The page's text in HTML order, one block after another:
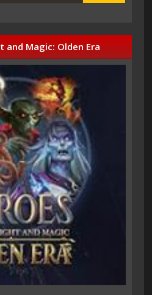
and Magic: Olden Era